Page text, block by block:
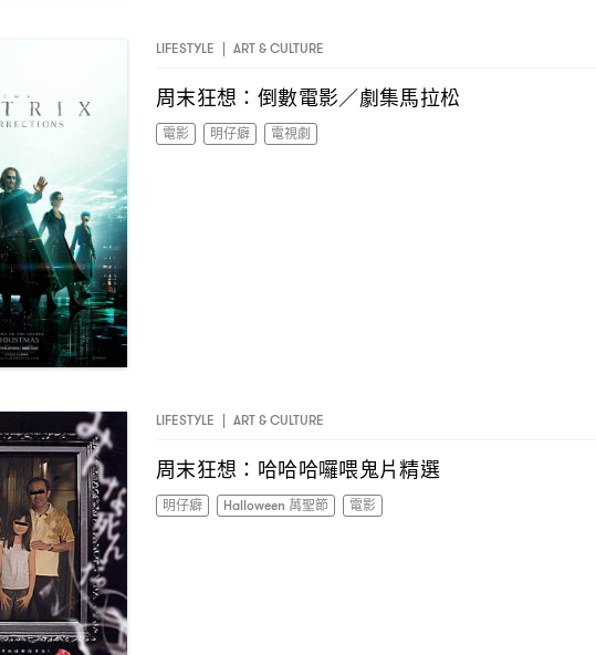
LIFESTYLE | ART & CULTURE
周末狂想 ： 倒數電影／劇集馬拉松
電影 明仔癖 電視劇
LIFESTYLE | ART & CULTURE
周末狂想 ： 哈哈哈囉喂鬼片精選
明仔癖 Halloween 萬聖節 電影